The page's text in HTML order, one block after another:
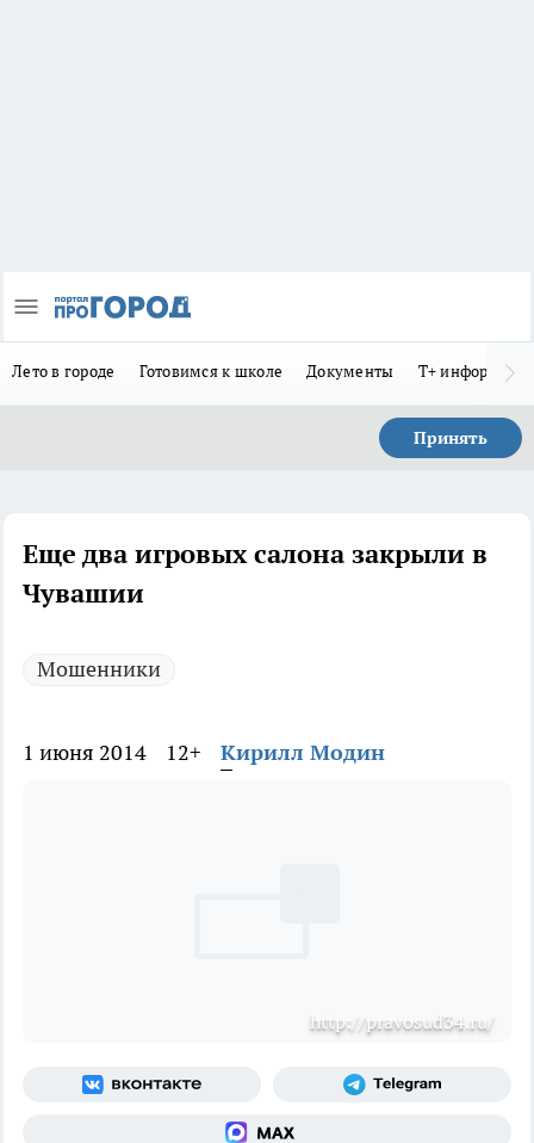
Лето в городе Готовимся к школе Документы Т+
Принять
Еще два игровых салона закрыли в
Чувашии
Мошенники
1 июня 2014 12+ Кирилл Модин
http://pravosud34.ru/